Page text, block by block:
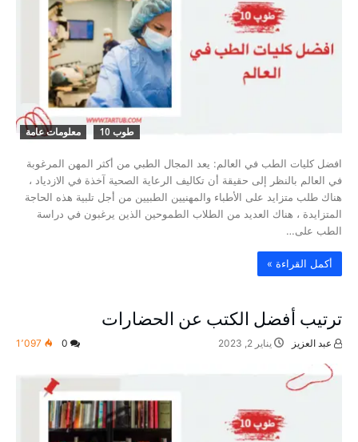
طوب 10 معلومات عامة
افضل كليات الطب في العالم: يعد المجال الطبي من أكثر المهن المرغوبة
في العالم بالنظر إلى حقيقة أن تكاليف الرعاية الصحية آخذة في الازدياد ،
هناك طلب متزايد على الأطباء والمهنيين الطبيين من أجل تلبية هذه الحاجة
المتزايدة ، هناك العديد من الطلاب الطموحين الذين يرغبون في دراسة
الطب على…
‫أكمل القراءة »‬
ترتيب أفضل الكتب عن الحضارات
عبد العزيز يناير 2, 2023 1٬097